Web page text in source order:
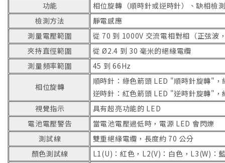
功能
相位旋轉（順時針或逆時針）、缺相檢
檢測方法
靜電感應
測量電壓範圍
從 70 到 1000V 交流電相對相（正弦波
夾持直徑範圍
從 Ø2.4 到 30 毫米的絕緣電纜
測量頻率範圍
45 到 66Hz
相位旋轉
順時針：綠色箭頭 LED "順時針旋轉"
逆時針：紅色箭頭 LED "逆時針旋轉"
視覺指示
具有超亮功能的 LED
電池電壓警告
當電池電壓過低時，電源 LED 會閃爍
測試線
雙重絕緣電纜，長度約 70 公分
顏色測試線
L1(U)：紅色，L2(V)：白色，L3(W)：